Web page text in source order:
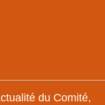
du Comité,